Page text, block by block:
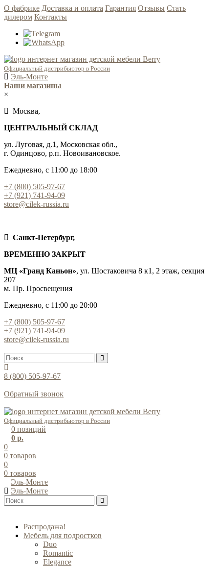
О фабрике Доставка и оплата Гарантия Отзывы Стать
дилером Контакты
Официальный дистрибьютор в России
Эль-Монте
Наши магазины
×
Москва,
ЦЕНТРАЛЬНЫЙ СКЛАД
ул. Луговая, д.1, Московская обл.,
г. Одинцово, р.п. Новоивановское.
Ежедневно, с 11:00 до 18:00
+7 (800) 505-97-67
+7 (921) 741-94-09
store@cilek-russia.ru
Санкт-Петербург,
ВРЕМЕННО ЗАКРЫТ
МЦ «Гранд Каньон», ул. Шостаковича 8 к1, 2 этаж, секция
207
м. Пр. Просвещения
Ежедневно, с 11:00 до 20:00
+7 (800) 505-97-67
+7 (921) 741-94-09
store@cilek-russia.ru
8 (800) 505-97-67
Обратный звонок
Официальный дистрибьютор в России
0 позиций
0 р.
0
0 товаров
0
0 товаров
Эль-Монте
Эль-Монте
Распродажа!
Мебель для подростков
Duo
Romantic
Elegance